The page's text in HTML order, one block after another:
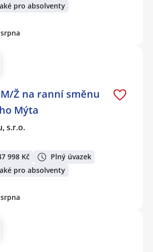
pro absolventy
Ž na ranní směnu
Mýta
s.r.o.
998 Kč
Plný úvazek
pro absolventy